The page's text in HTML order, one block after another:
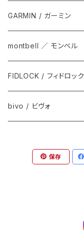
GARMIN / ガーミン
montbell ／ モンベル
FIDLOCK / フィドロック
bivo / ビヴォ
保存